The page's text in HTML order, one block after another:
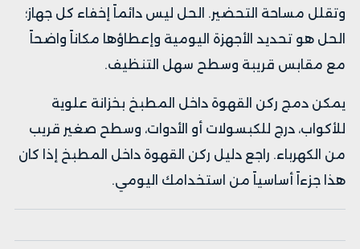
وتقلل مساحة التحضير. الحل ليس دائماً إخفاء كل جهاز؛
الحل هو تحديد الأجهزة اليومية وإعطاؤها مكاناً واضحاً
مع مقابس قريبة وسطح سهل التنظيف.
يمكن دمج ركن القهوة داخل المطبخ بخزانة علوية
للأكواب، درج للكبسولات أو الأدوات، وسطح صغير قريب
من الكهرباء. راجعدليل ركن القهوة داخل المطبخ
إذا كان
هذا جزءاً أساسياً من استخدامك اليومي.